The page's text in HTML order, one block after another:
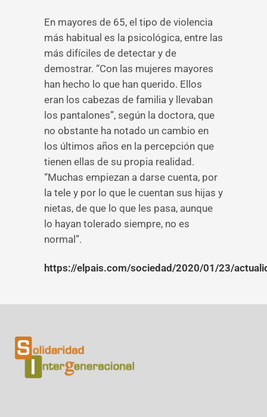
En mayores de 65, el tipo de violencia
más habitual es la psicológica, entre las
más difíciles de detectar y de
demostrar. “Con las mujeres mayores
han hecho lo que han querido. Ellos
eran los cabezas de familia y llevaban
los pantalones”, según la doctora, que
no obstante ha notado un cambio en
los últimos años en la percepción que
tienen ellas de su propia realidad.
“Muchas empiezan a darse cuenta, por
la tele y por lo que le cuentan sus hijas y
nietas, de que lo que les pasa, aunque
lo hayan tolerado siempre, no es
normal”.
https://elpais.com/sociedad/2020/01/23/